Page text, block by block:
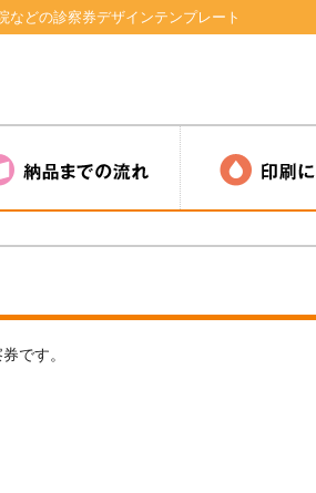
どの診察券デザインテンプレート
です。